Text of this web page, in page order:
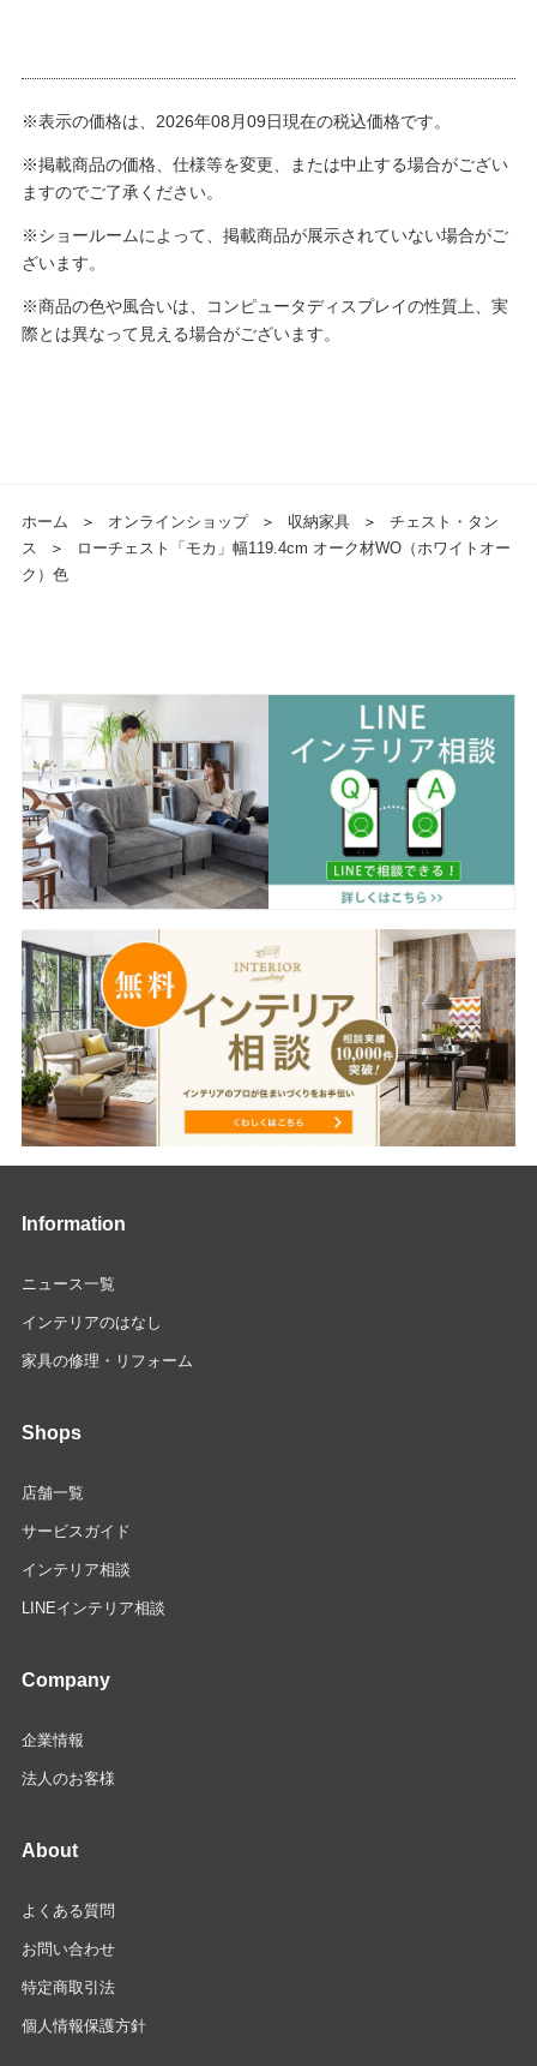
※表示の価格は、2026年08月09日現在の税込価格です。
※掲載商品の価格、仕様等を変更、または中止する場合がござい
ますのでご了承ください。
※ショールームによって、掲載商品が展示されていない場合がご
ざいます。
※商品の色や風合いは、コンピュータディスプレイの性質上、実
際とは異なって見える場合がございます。
ホーム ＞ オンラインショップ ＞ 収納家具 ＞
チェスト・タン
ス
＞
ローチェスト「モカ」幅119.4cm オーク材WO（ホワイトオー
ク）色
Information
ニュース一覧
インテリアのはなし
家具の修理・リフォーム
Shops
店舗一覧
サービスガイド
インテリア相談
LINEインテリア相談
Company
企業情報
法人のお客様
About
よくある質問
お問い合わせ
特定商取引法
個人情報保護方針